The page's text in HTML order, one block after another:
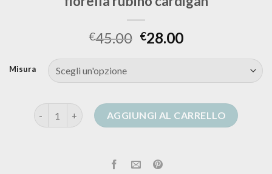
€45.00 €28.00
Misura
fiorella rubino cardigan quantitàAGGIUNGI AL CARRELLO